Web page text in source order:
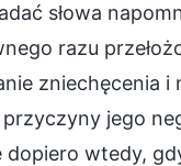
słowa
razu
zniechęcenia
jego
dopiero wtedy,